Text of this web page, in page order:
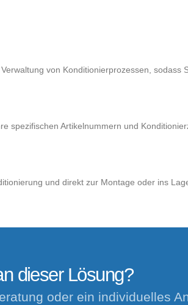
von Konditionierprozessen, sodass
spezifischen Artikelnummern und
und direkt zur Montage oder ins
dieser Lösung?
oder ein individuelles